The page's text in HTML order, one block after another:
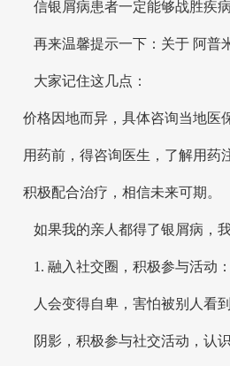
信银屑病患者一定能够战胜疾
再来温馨提示一下：关于 阿普
大家记住这几点：
价格因地而异，具体咨询当地医
用药前，得咨询医生，了解用药
积极配合治疗，相信未来可期。
如果我的亲人都得了银屑病，
1. 融入社交圈，积极参与活动
人会变得自卑，害怕被别人看
阴影，积极参与社交活动，认